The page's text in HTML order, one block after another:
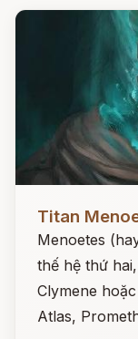
Titan
Menoetes
thế hệ thứ
Clymene
Atlas,